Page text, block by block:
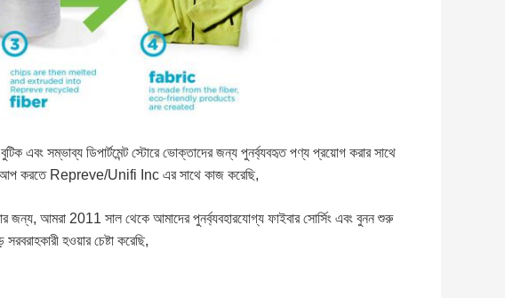
এবং সম্ভাব্য ডিপার্টমেন্ট স্টোরে ভোক্তাদের জন্য পুনর্ব্যবহৃত পণ্য প্রয়োগ করার সাথে
আপ করতে Repreve/Unifi Inc এর সাথে কাজ করেছি,
জন্য, আমরা 2011 সাল থেকে আমাদের পুনর্ব্যবহারযোগ্য ফাইবার সোর্সিং এবং বুনন শুরু
হওয়ার চেষ্টা করেছি,